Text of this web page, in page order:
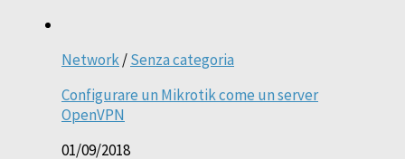
Network/Senza categoria
Configurare un Mikrotik come un server
OpenVPN
01/09/2018